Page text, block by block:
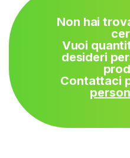
Non hai
Vuoi
desideri
Contattaci